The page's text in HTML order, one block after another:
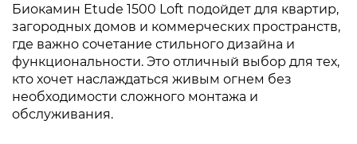
Биокамин Etude 1500 Loft подойдет для квартир,
загородных домов и коммерческих пространств,
где важно сочетание стильного дизайна и
функциональности. Это отличный выбор для тех,
кто хочет наслаждаться живым огнем без
необходимости сложного монтажа и
обслуживания.